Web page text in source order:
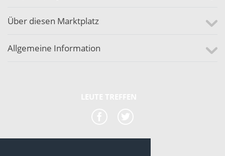
Über diesen Marktplatz
Allgemeine Information